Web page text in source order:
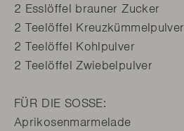
2 Esslöffel brauner Zucker
2 Teelöffel Kreuzkümmelpulver
2 Teelöffel Kohlpulver
2 Teelöffel Zwiebelpulver
FÜR DIE SOSSE:
Aprikosenmarmelade